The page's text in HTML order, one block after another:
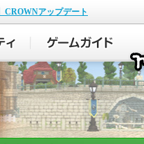
CROWNアップデート